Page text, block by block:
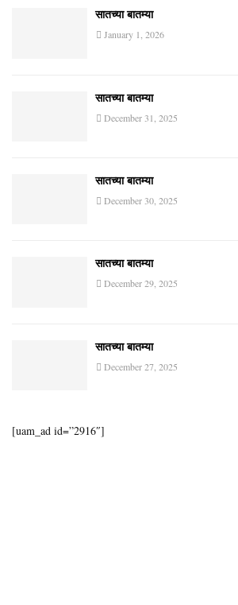
सातच्या बातम्या
January 1, 2026
सातच्या बातम्या
December 31, 2025
सातच्या बातम्या
December 30, 2025
सातच्या बातम्या
December 29, 2025
सातच्या बातम्या
December 27, 2025
[uam_ad id=”2916″]